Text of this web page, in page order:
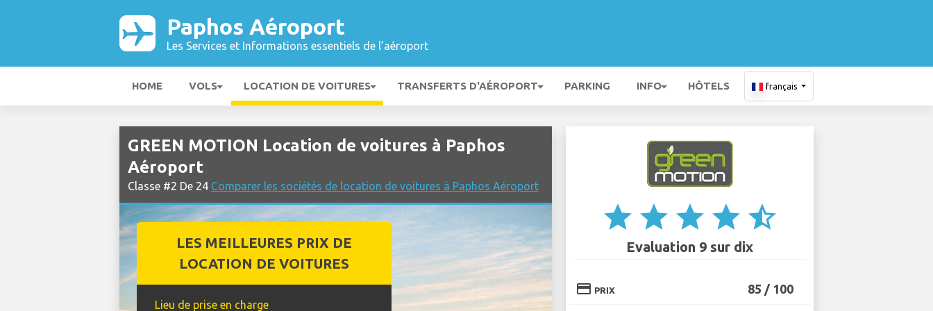
Paphos Aéroport
Les Services et Informations essentiels de l’aéroport
HOME VOLS LOCATION DE VOITURES TRANSFERTS D'AÉROPORT PARKING INFO HÔTELS français
GREEN MOTION Location de voitures à Paphos
Aéroport
Classe #2 De 24 Comparer les sociétés de location de voitures à Paphos Aéroport
LES MEILLEURES PRIX DE
LOCATION DE VOITURES
Lieu de prise en charge
star star star star star_half
Evaluation 9 sur dix
credit_card PRIX 85 / 100